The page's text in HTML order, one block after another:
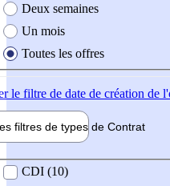
Deux semaines
Un mois
Toutes les offres
le filtre de date de création de
filtres de types de Contrat
contrat
CDI (10)